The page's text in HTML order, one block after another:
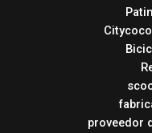
proveedor